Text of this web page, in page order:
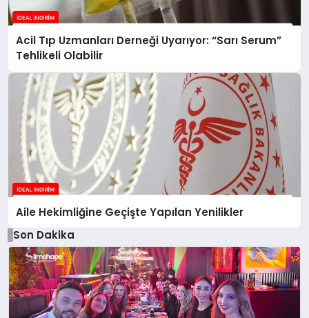
Acil Tıp Uzmanları Derneği Uyarıyor: “Sarı Serum”
Tehlikeli Olabilir
Aile Hekimliğine Geçişte Yapılan Yenilikler
Son Dakika